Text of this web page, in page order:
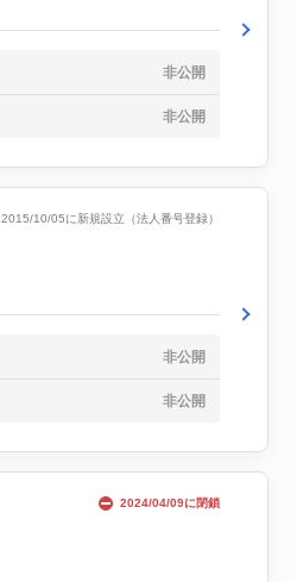
非公開
非公開
2015/10/05に新規設立（法人番号登録）
非公開
非公開
2024/04/09に閉鎖